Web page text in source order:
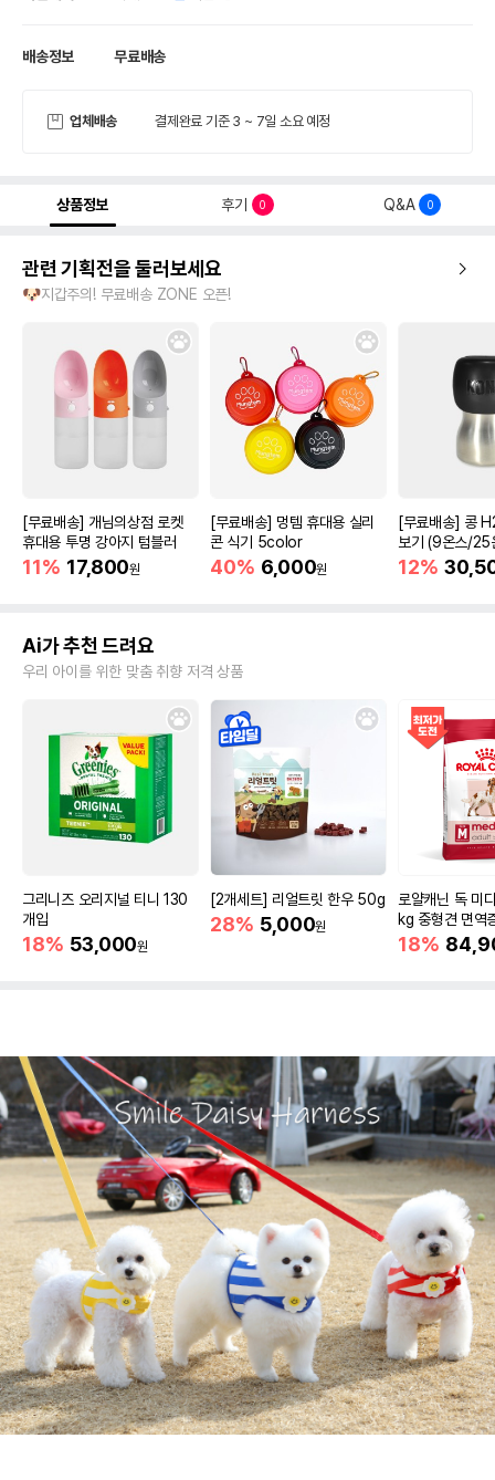
배송정보 무료배송
업체배송 결제완료 기준 3 ~ 7일 소요 예정
상품정보 후기 0 Q&A 0
관련 기획전을 둘러보세요
🐶지갑주의! 무료배송 ZONE 오픈!
[무료배송] 개님의상점 로켓
휴대용 투명 강아지 텀블러
11% 17,800원
[무료배송] 멍템 휴대용 실리
콘 식기 5color
40% 6,000원
[무료배송] 콩
보기 (9온스/25
12%
Ai가 추천 드려요
우리 아이를 위한 맞춤 취향 저격 상품
그리니즈 오리지널 티니 130
개입
18% 53,000원
[2개세트] 리얼트릿 한우 50g
28% 5,000원
로얄캐닌 독 미
kg 중형견 면역
18%